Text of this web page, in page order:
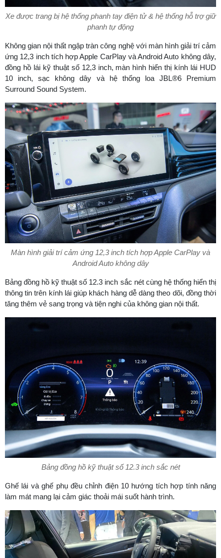
Xe được trang bị hệ thống phanh tay điện tử & hệ thống hỗ trợ giữ
phanh tự động
Không gian nội thất ngập tràn công nghệ với màn hình giải trí cảm
ứng 12,3 inch tích hợp Apple CarPlay và Android Auto không dây,
đồng hồ lái kỹ thuật số 12,3 inch, màn hình hiển thị kính lái HUD
10 inch, sạc không dây và hệ thống loa JBL®6 Premium
Surround Sound System.
Màn hình giải trí cảm ứng 12,3 inch tích hợp Apple CarPlay và
Android Auto không dây
Bảng đồng hồ kỹ thuật số 12.3 inch sắc nét cùng hệ thống hiển thị
thông tin trên kính lái giúp khách hàng dễ dàng theo dõi, đồng thời
tăng thêm vẻ sang trọng và tiện nghi của không gian nội thất.
Bảng đồng hồ kỹ thuật số 12.3 inch sắc nét
Ghế lái và ghế phụ đều chỉnh điện 10 hướng tích hợp tính năng
làm mát mang lại cảm giác thoải mái suốt hành trình.